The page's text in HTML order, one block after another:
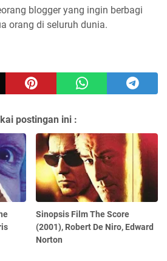
blogger yang ingin berbagi
orang di seluruh dunia.
postingan ini :
Sinopsis Film The Score
(2001), Robert De Niro, Edward
Norton